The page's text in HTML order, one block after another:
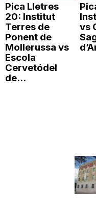
a
Pica Lletres
20: Institut
Terres de
Ponent de
Mollerussa vs
Escola
Cervetódel
de...
vs